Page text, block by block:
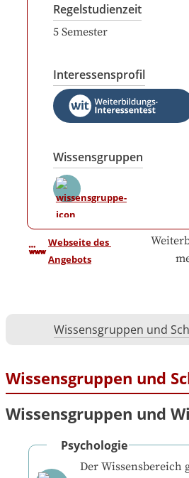
Regelstudienzeit
5 Semester
Interessensprofil
Wissensgruppen
Webseite des
Angebots
Wissensgruppen und
Wissensgruppen und
Wissensgruppen und
Psychologie
Der Wissensbereich